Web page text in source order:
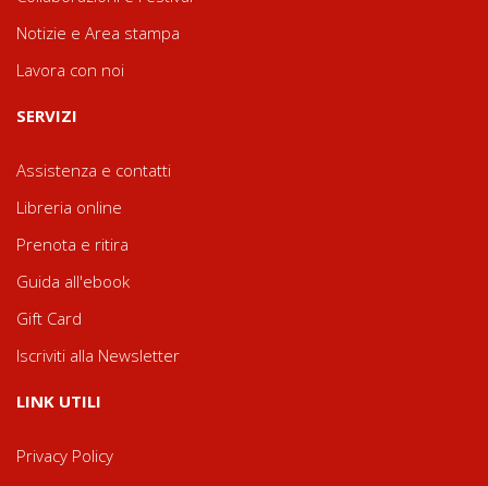
Notizie e Area stampa
Lavora con noi
SERVIZI
Assistenza e contatti
Libreria online
Prenota e ritira
Guida all'ebook
Gift Card
Iscriviti alla Newsletter
LINK UTILI
Privacy Policy